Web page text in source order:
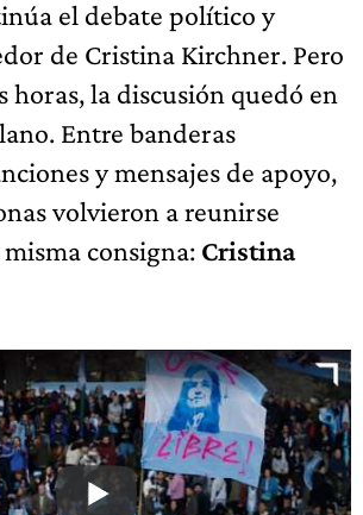
el debate político y
de Cristina Kirchner. Pero
horas, la discusión quedó en
Entre banderas
y mensajes de apoyo,
volvieron a reunirse
consigna: Cristina